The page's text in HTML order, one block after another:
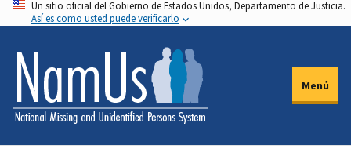
Pasar
al
contenido
principal
Un sitio oficial del Gobierno de Estados Unidos, Departamento de Justicia.
Así es como usted puede verificarlo
Menú